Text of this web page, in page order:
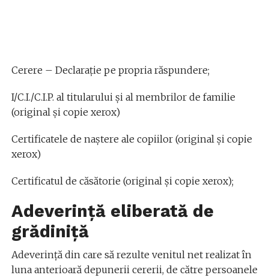
Cerere – Declarație pe propria răspundere;
I/C.I./C.I.P. al titularului şi al membrilor de familie
(original şi copie xerox)
Certificatele de naştere ale copiilor (original şi copie
xerox)
Certificatul de căsătorie (original şi copie xerox);
Adeverinţă eliberată de
grădiniță
Adeverinţă din care să rezulte venitul net realizat în
luna anterioară depunerii cererii, de către persoanele